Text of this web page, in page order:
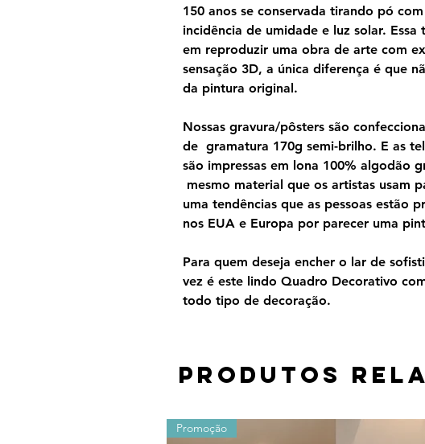
150 anos se conservada tirando pó
incidência de umidade e luz solar. Essa
em reproduzir uma obra de arte com
sensação 3D, a única diferença é que
da pintura original.
Nossas gravura/pôsters são
de gramatura 170g semi-brilho. E as
são impressas em lona 100% algodão
mesmo material que os artistas usam
uma tendências que as pessoas estão
nos EUA e Europa por parecer uma
Para quem deseja encher o lar de
vez é este lindo Quadro Decorativo
todo tipo de decoração.
Produtos
Promoção